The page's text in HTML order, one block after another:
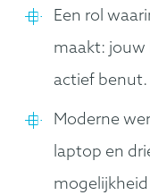
Een rol
maakt: jouw
actief benut.
Moderne
laptop en